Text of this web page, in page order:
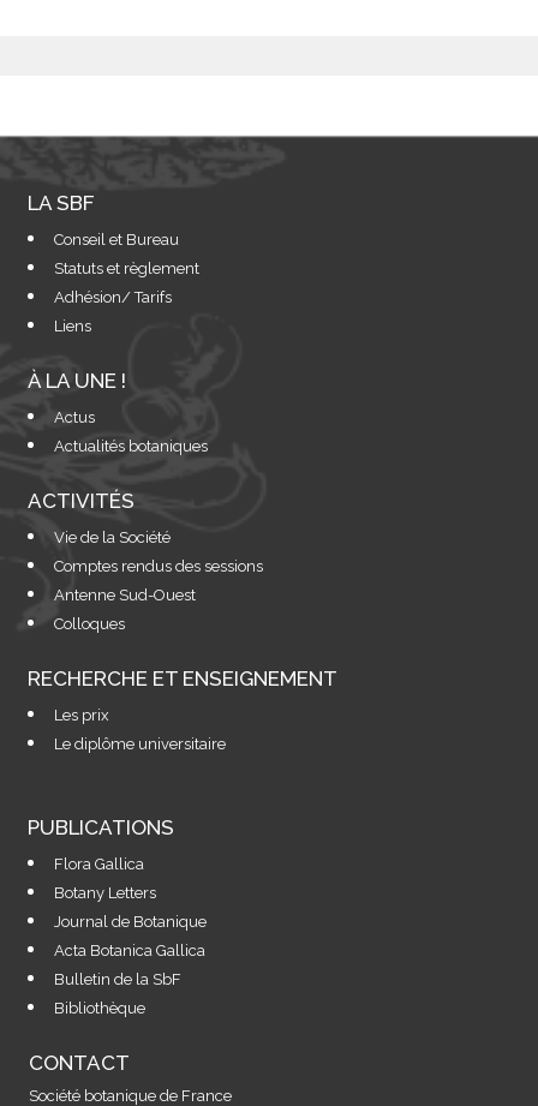
LA SBF
Conseil et Bureau
Statuts et règlement
Adhésion/ Tarifs
Liens
À LA UNE !
Actus
Actualités botaniques
ACTIVITÉS
Vie de la Société
Comptes rendus des sessions
Antenne Sud-Ouest
Colloques
RECHERCHE ET ENSEIGNEMENT
Les prix
Le diplôme universitaire
PUBLICATIONS
Flora Gallica
Botany Letters
Journal de Botanique
Acta Botanica Gallica
Bulletin de la SbF
Bibliothèque
CONTACT
Société botanique de France